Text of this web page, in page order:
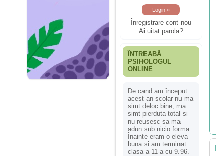
Înregistrare cont nou
Ai uitat parola?
ÎNTREABĂ
PSIHOLOGUL
ONLINE
De cand am început
acest an scolar nu ma
simt deloc bine, ma
simt pierduta total si
nu reusesc sa ma
adun sub nicio forma.
Înainte eram o eleva
buna si am terminat
clasa a 11-a cu 9.96.